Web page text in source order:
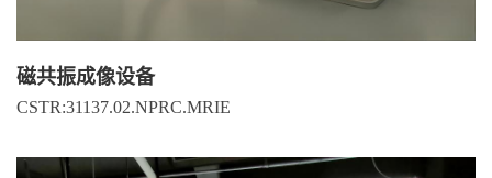
磁共振成像设备
CSTR:31137.02.NPRC.MRIE